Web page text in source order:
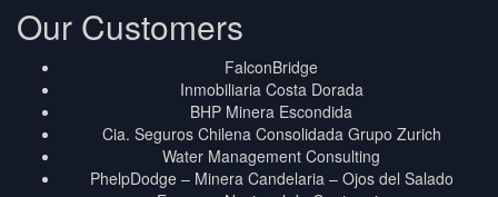
Our Customers
FalconBridge
Inmobiliaria Costa Dorada
BHP Minera Escondida
Cia. Seguros Chilena Consolidada Grupo Zurich
Water Management Consulting
PhelpDodge – Minera Candelaria – Ojos del Salado